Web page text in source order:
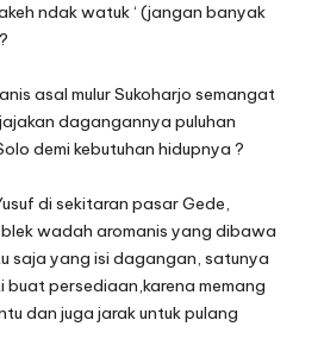
ndak watuk ‘ (jangan banyak
?
asal mulur Sukoharjo semangat
dagangannya puluhan
demi kebutuhan hidupnya ?
di sekitaran pasar Gede,
wadah aromanis yang dibawa
saja yang isi dagangan, satunya
persediaan,karena memang
dan juga jarak untuk pulang